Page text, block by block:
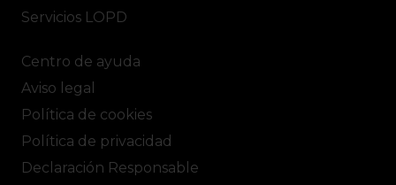
Servicios LOPD
Centro de ayuda
Aviso legal
Política de cookies
Política de privacidad
Declaración Responsable